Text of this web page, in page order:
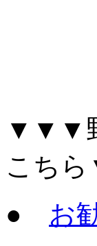
▼▼▼野
こち
● お